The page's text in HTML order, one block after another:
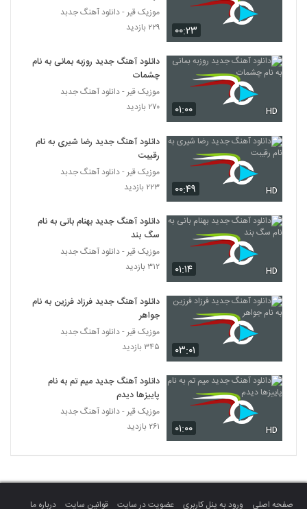
6254
۲۴۵ بازدید
Atlantis)
دانلود آهنگ فرشته از علیرضا قضایی به همراه
متن ترانه
۲۹۵ بازدید
6257
۲۵۸ بازدید
6258
دانلود آهنگ جدید و زیبای کاوه ایرانی با نام
لالایی
دانلود آهنگ رضا یزدانی ارث اجدادی (ورژن
جدید) (Reza Yazdani Erse Ajdadi)
۲۶۶ بازدید
6260
وحید حاجی تبار آهنگ تازگیا
۲۴۶ بازدید
دانلود آهنگ نوید فرد شوق
۲۲۹ بازدید
6262
دانلود آهنگ علی سورنا نفس
۰۰:۲۳
موزیک قیر - دانلود آهنگ جدبد
۲۲۹ بازدید
۰۱:۰۰ HD
دانلود آهنگ جدید روزبه بمانی به نام
چشمات
موزیک قیر - دانلود آهنگ جدبد
۲۷۰ بازدید
۰۰:۴۹ HD
دانلود آهنگ جدید رضا شیری به نام
رقیبت
موزیک قیر - دانلود آهنگ جدبد
۲۲۳ بازدید
۰۱:۱۴ HD
دانلود آهنگ جدید بهنام بانی به نام
سگ بند
موزیک قیر - دانلود آهنگ جدبد
۳۱۲ بازدید
۰۳:۰۱
دانلود آهنگ جدید فرزاد فرزین به نام
جواهر
موزیک قیر - دانلود آهنگ جدبد
۳۴۵ بازدید
۰۱:۰۰ HD
دانلود آهنگ جدید میم تم به نام
پاییزها دیدم
موزیک قیر - دانلود آهنگ جدبد
۲۶۱ بازدید
صفحه اصلی ورود به پنل کاربری عضویت در سایت قوانین سایت درباره ما